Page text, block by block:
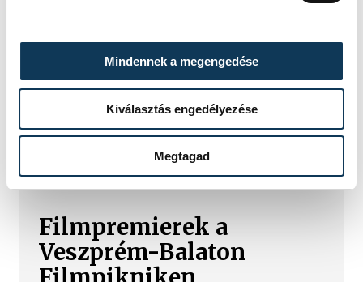
Mindennek a megengedése
Kiválasztás engedélyezése
Megtagad
TOVÁBBI CIKKEK
Filmpremierek a
Veszprém-Balaton